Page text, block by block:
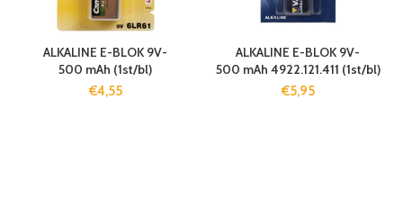
ALKALINE E-BLOK 9V-
500 mAh (1st/bl)
€4,55
ALKALINE E-BLOK 9V-
500 mAh 4922.121.411 (1st/bl)
€5,95